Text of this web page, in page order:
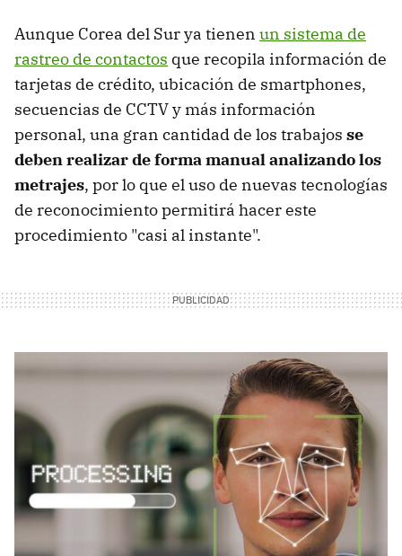
Aunque Corea del Sur ya tienen un sistema de
rastreo de contactos que recopila información de
tarjetas de crédito, ubicación de smartphones,
secuencias de CCTV y más información
personal, una gran cantidad de los trabajos se
deben realizar de forma manual analizando los
metrajes, por lo que el uso de nuevas tecnologías
de reconocimiento permitirá hacer este
procedimiento "casi al instante".